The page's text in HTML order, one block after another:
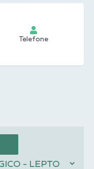
Telefone